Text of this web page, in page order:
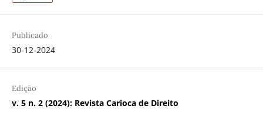
Publicado
30-12-2024
Edição
v. 5 n. 2 (2024): Revista Carioca de Direito